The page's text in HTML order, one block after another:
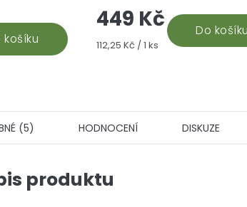
košíku
cenu.
449 Kč
Měrná
112,25 Kč / 1 ks
Do košíku
kanabinoidy CBD, CBG a
Výhodná degustační sada...
(5) HODNOCENÍ DISKUZE
produktu